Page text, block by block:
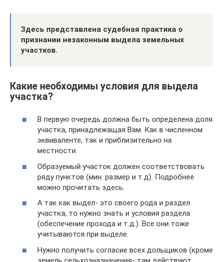
Здесь представлена судебная практика о
признании незаконным выдела земельных
участков.
Какие необходимы условия для выдела
участка?
В первую очередь должна быть определена доля
участка, принадлежащая Вам. Как в численном
эквиваленте, так и приблизительно на
местности.
Образуемый участок должен соответствовать
ряду пунктов (мин. размер и т.д). Подробнее
можно прочитать здесь.
А так как выдел- это своего рода и раздел
участка, то нужно знать и условия раздела
(обеспечение прохода и т.д.). Все они тоже
учитываются при выделе.
Нужно получить согласие всех дольщиков (кроме